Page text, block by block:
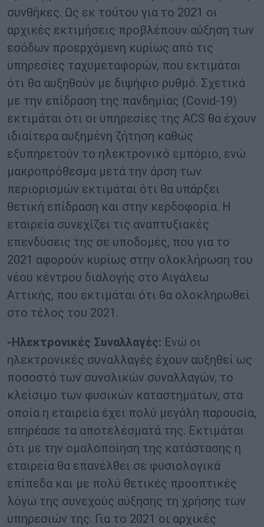
συνθήκες. Ως εκ τούτου για το 2021 οι
αρχικές εκτιμήσεις προβλέπουν αύξηση των
εσόδων προερχόμενη κυρίως από τις
υπηρεσίες ταχυμεταφορών, που εκτιμάται
ότι θα αυξηθούν με διψήφιο ρυθμό. Σχετικά
με την επίδραση της πανδημίας (Covid-19)
εκτιμάται ότι οι υπηρεσίες της ACS θα έχουν
ιδιαίτερα αυξημένη ζήτηση καθώς
εξυπηρετούν το ηλεκτρονικό εμπόριο, ενώ
μακροπρόθεσμα μετά την άρση των
περιορισμών εκτιμάται ότι θα υπάρξει
θετική επίδραση και στην κερδοφορία. Η
εταιρεία συνεχίζει τις αναπτυξιακές
επενδύσεις της σε υποδομές, που για το
2021 αφορούν κυρίως στην ολοκλήρωση του
νέου κέντρου διαλογής στο Αιγάλεω
Αττικής, που εκτιμάται ότι θα ολοκληρωθεί
στο τέλος του 2021.
-Ηλεκτρονικές Συναλλαγές: Ενώ οι
ηλεκτρονικές συναλλαγές έχουν αυξηθεί ως
ποσοστό των συνολικών συναλλαγών, το
κλείσιμο των φυσικών καταστημάτων, στα
οποία η εταιρεία έχει πολύ μεγάλη παρουσία,
επηρέασε τα αποτελέσματά της. Εκτιμάται
ότι με την ομαλοποίηση της κατάστασης η
εταιρεία θα επανέλθει σε φυσιολογικά
επίπεδα και με πολύ θετικές προοπτικές
λόγω της συνεχούς αύξησης τη χρήσης των
υπηρεσιών της. Για το 2021 οι αρχικές